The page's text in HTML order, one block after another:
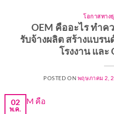
โอกาสทาง
OEM คืออะไร ทำค
รับจ้างผลิต สร้างแบร
โรงงาน และ
POSTED ON พฤษภาคม 2,
02
พ.ค.